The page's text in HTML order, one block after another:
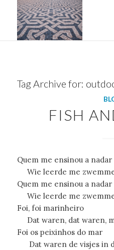
Tag Archive for:
FISH
Quem me ensinou a nadar
Wie leerde me
Quem me ensinou a nadar
Wie leerde me
Foi, foi marinheiro
Dat waren, dat waren,
Foi os peixinhos do mar
Dat waren de visjes in